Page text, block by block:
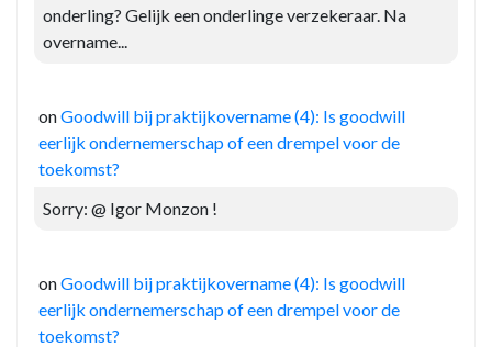
onderling? Gelijk een onderlinge verzekeraar. Na
overname...
onGoodwill bij praktijkovername (4): Is goodwill
eerlijk ondernemerschap of een drempel voor de
toekomst?
Sorry: @ Igor Monzon !
onGoodwill bij praktijkovername (4): Is goodwill
eerlijk ondernemerschap of een drempel voor de
toekomst?